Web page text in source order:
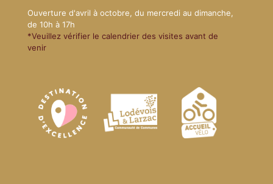
Ouverture d'avril à octobre, du mercredi au dimanche,
de 10h à 17h
*Veuillez vérifier le calendrier des visites avant de
venir